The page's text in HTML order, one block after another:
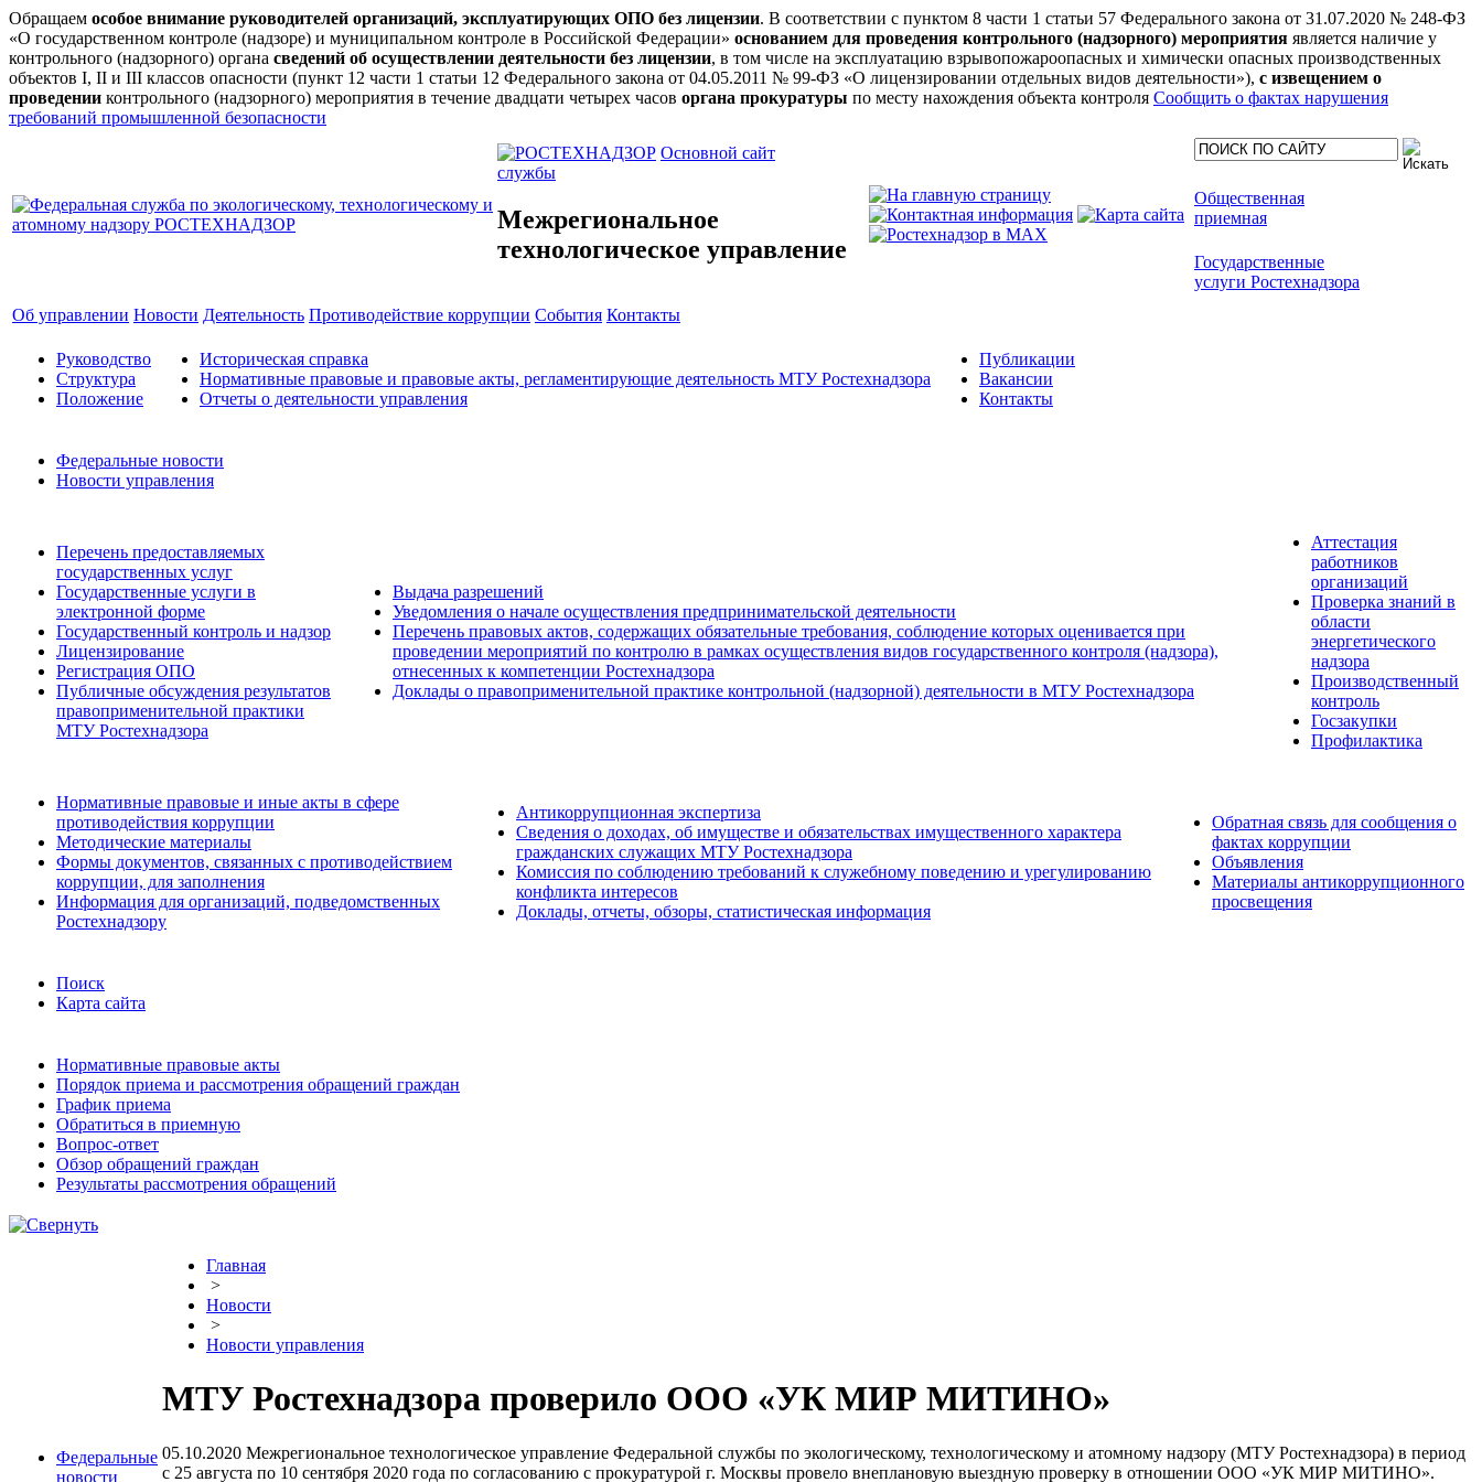
Обращаем особое внимание руководителей организаций, эксплуатирующих ОПО без лицензии. В соответствии с пунктом 8 части 1 статьи 57 Федерального закона от 31.07.2020 № 248-ФЗ
«О государственном контроле (надзоре) и муниципальном контроле в Российской Федерации» основанием для проведения контрольного (надзорного) мероприятия является наличие у
контрольного (надзорного) органа сведений об осуществлении деятельности без лицензии, в том числе на эксплуатацию взрывопожароопасных и химически опасных производственных
объектов I, II и III классов опасности (пункт 12 части 1 статьи 12 Федерального закона от 04.05.2011 № 99-ФЗ «О лицензировании отдельных видов деятельности»), с извещением о
проведении контрольного (надзорного) мероприятия в течение двадцати четырех часов органа прокуратуры по месту нахождения объекта контроля Сообщить о фактах нарушения
требований промышленной безопасности
Основной сайт
службы
Межрегиональное
технологическое управление
Общественная
приемная
Государственные
услуги Ростехнадзора
Об управлении Новости Деятельность Противодействие коррупции События Контакты
Руководство
Структура
Положение
Историческая справка
Нормативные правовые и правовые акты, регламентирующие деятельность МТУ Ростехнадзора
Отчеты о деятельности управления
Публикации
Вакансии
Контакты
Федеральные новости
Новости управления
Перечень предоставляемых
государственных услуг
Государственные услуги в
электронной форме
Государственный контроль и надзор
Лицензирование
Регистрация ОПО
Публичные обсуждения результатов
правоприменительной практики
МТУ Ростехнадзора
Выдача разрешений
Уведомления о начале осуществления предпринимательской деятельности
Перечень правовых актов, содержащих обязательные требования, соблюдение которых оценивается при
проведении мероприятий по контролю в рамках осуществления видов государственного контроля (надзора),
отнесенных к компетенции Ростехнадзора
Доклады о правоприменительной практике контрольной (надзорной) деятельности в МТУ Ростехнадзора
Аттестация
работников
организаций
Проверка знаний в
области
энергетического
надзора
Производственный
контроль
Госзакупки
Профилактика
Нормативные правовые и иные акты в сфере
противодействия коррупции
Методические материалы
Формы документов, связанных с противодействием
коррупции, для заполнения
Информация для организаций, подведомственных
Ростехнадзору
Антикоррупционная экспертиза
Сведения о доходах, об имуществе и обязательствах имущественного характера
гражданских служащих МТУ Ростехнадзора
Комиссия по соблюдению требований к служебному поведению и урегулированию
конфликта интересов
Доклады, отчеты, обзоры, статистическая информация
Обратная связь для сообщения о
фактах коррупции
Объявления
Материалы антикоррупционного
просвещения
Поиск
Карта сайта
Нормативные правовые акты
Порядок приема и рассмотрения обращений граждан
График приема
Обратиться в приемную
Вопрос-ответ
Обзор обращений граждан
Результаты рассмотрения обращений
Федеральные
новости
Главная
>
Новости
>
Новости управления
МТУ Ростехнадзора проверило ООО «УК МИР МИТИНО»
05.10.2020 Межрегиональное технологическое управление Федеральной службы по экологическому, технологическому и атомному надзору (МТУ Ростехнадзора) в период
с 25 августа по 10 сентября 2020 года по согласованию с прокуратурой г. Москвы провело внеплановую выездную проверку в отношении ООО «УК МИР МИТИНО».